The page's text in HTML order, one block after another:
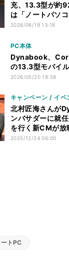
充、13.3型が約
は「ノートパソ
2026/06/19 13:18
PC本体
Dynabook、
の13.3型モバイ
2026/05/20 18:58
キャンペーン / イベ
北村匠海さんが
ンバサダーに就
を行く新CMが放
2025/12/24 06:00
ートPC